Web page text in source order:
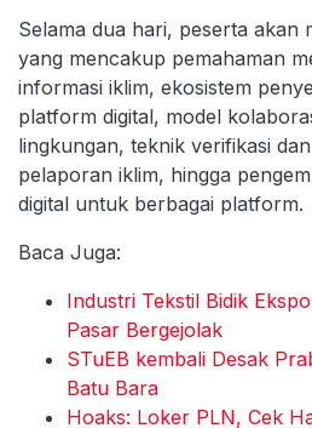
Selama dua hari, peserta akan
yang mencakup pemahaman
informasi iklim, ekosistem
platform digital, model
lingkungan, teknik verifikasi
pelaporan iklim, hingga
digital untuk berbagai platform.
Baca Juga:
Industri Tekstil Bidik
Pasar Bergejolak
STuEB kembali Desak
Batu Bara
Hoaks: Loker PLN, Cek